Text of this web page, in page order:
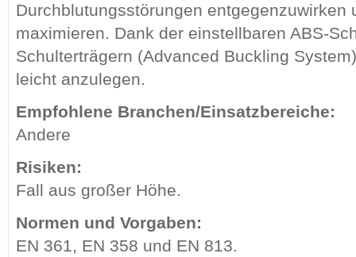
Durchblutungsstörungen entgegenzuwirken
maximieren. Dank der einstellbaren ABS-
Schulterträgern (Advanced Buckling
leicht anzulegen.
Empfohlene Branchen/Einsatzbereiche:
Andere
Risiken:
Fall aus großer Höhe.
Normen und Vorgaben:
EN 361, EN 358 und EN 813.